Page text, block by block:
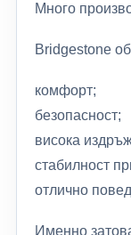
Много
Bridgestone
комфорт;
безопасност;
висока
стабилност
отлично
Именно